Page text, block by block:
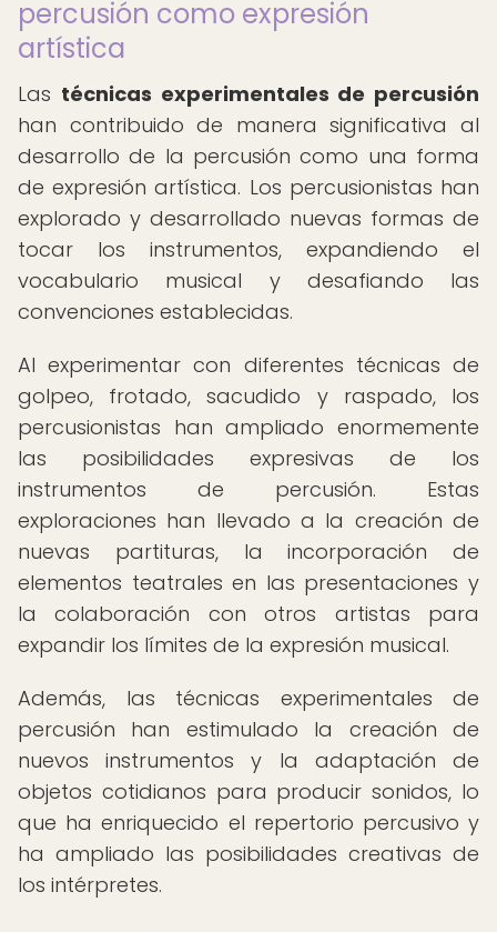
percusión como expresión
artística
Las técnicas experimentales de percusión
han contribuido de manera significativa al
desarrollo de la percusión como una forma
de expresión artística. Los percusionistas han
explorado y desarrollado nuevas formas de
tocar los instrumentos, expandiendo el
vocabulario musical y desafiando las
convenciones establecidas.
Al experimentar con diferentes técnicas de
golpeo, frotado, sacudido y raspado, los
percusionistas han ampliado enormemente
las posibilidades expresivas de los
instrumentos de percusión. Estas
exploraciones han llevado a la creación de
nuevas partituras, la incorporación de
elementos teatrales en las presentaciones y
la colaboración con otros artistas para
expandir los límites de la expresión musical.
Además, las técnicas experimentales de
percusión han estimulado la creación de
nuevos instrumentos y la adaptación de
objetos cotidianos para producir sonidos, lo
que ha enriquecido el repertorio percusivo y
ha ampliado las posibilidades creativas de
los intérpretes.